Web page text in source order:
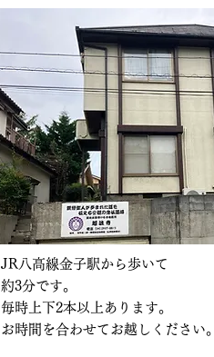
JR八高線金子駅から歩いて
約3分です。
毎時上下2本以上あります。
​お時間を合わせてお越しください。